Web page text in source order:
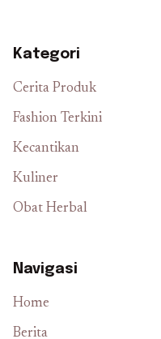
Kategori
Cerita Produk
Fashion Terkini
Kecantikan
Kuliner
Obat Herbal
Navigasi
Home
Berita